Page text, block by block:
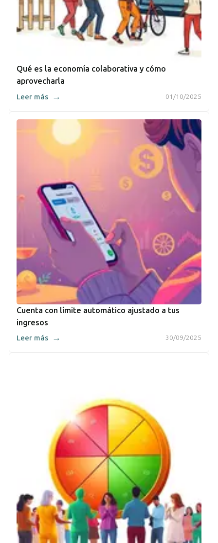
Qué es la economía colaborativa y cómo
aprovecharla
01/10/2025
Leer más →
Cuenta con límite automático ajustado a tus
ingresos
30/09/2025
Leer más →